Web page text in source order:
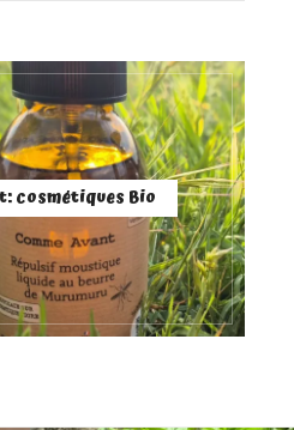
cosmétiques Bio